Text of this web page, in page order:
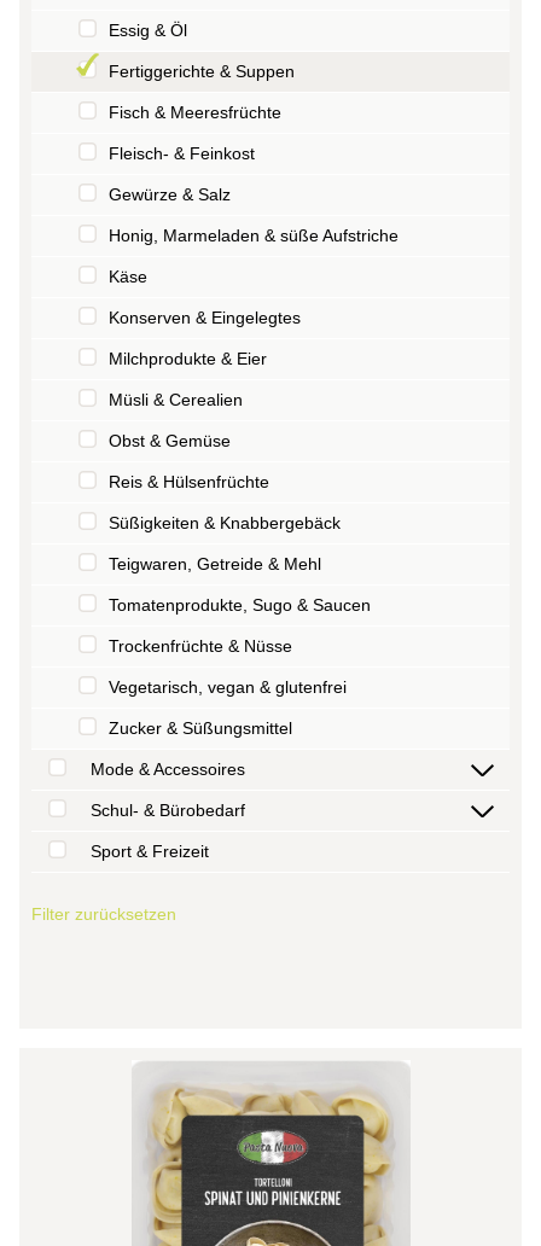
Essig & Öl
Fertiggerichte & Suppen
Fisch & Meeresfrüchte
Fleisch- & Feinkost
Gewürze & Salz
Honig, Marmeladen & süße Aufstriche
Käse
Konserven & Eingelegtes
Milchprodukte & Eier
Müsli & Cerealien
Obst & Gemüse
Reis & Hülsenfrüchte
Süßigkeiten & Knabbergebäck
Teigwaren, Getreide & Mehl
Tomatenprodukte, Sugo & Saucen
Trockenfrüchte & Nüsse
Vegetarisch, vegan & glutenfrei
Zucker & Süßungsmittel
Mode & Accessoires
Schul- & Bürobedarf
Sport & Freizeit
Filter zurücksetzen